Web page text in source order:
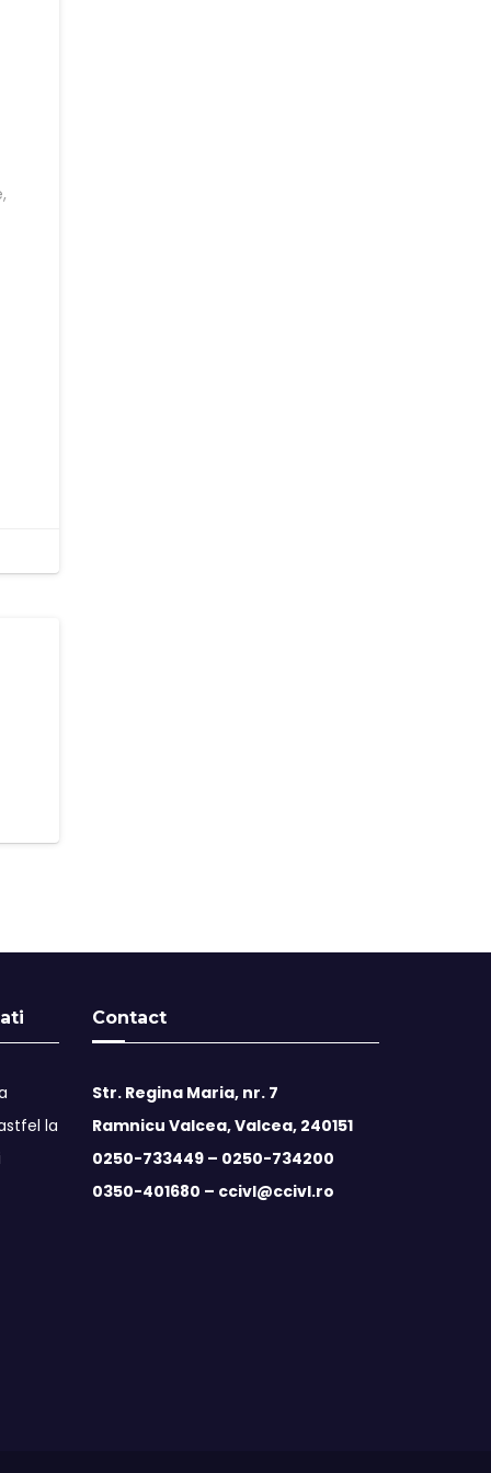
la
Contact
Str. Regina Maria, nr. 7
Ramnicu Valcea, Valcea, 240151
0250-733449 – 0250-734200
0350-401680 – ccivl@ccivl.ro